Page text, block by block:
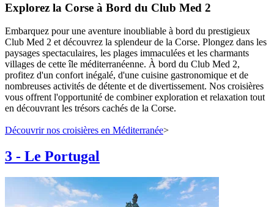
Explorez la Corse à Bord du Club Med 2
Embarquez pour une aventure inoubliable à bord du prestigieux
Club Med 2 et découvrez la splendeur de la Corse. Plongez dans les
paysages spectaculaires, les plages immaculées et les charmants
villages de cette île méditerranéenne. À bord du Club Med 2,
profitez d'un confort inégalé, d'une cuisine gastronomique et de
nombreuses activités de détente et de divertissement. Nos croisières
vous offrent l'opportunité de combiner exploration et relaxation tout
en découvrant les trésors cachés de la Corse.
Découvrir nos croisières en Méditerranée>
3 - Le Portugal